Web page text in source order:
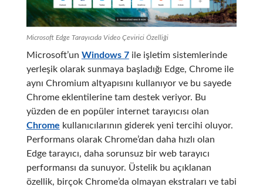
Microsoft Edge Tarayıcıda Video Çevirici Özelliği
Microsoft’un Windows 7ile işletim sistemlerinde
yerleşik olarak sunmaya başladığı Edge, Chrome ile
aynı Chromium altyapısını kullanıyor ve bu sayede
Chrome eklentilerine tam destek veriyor. Bu
yüzden de en popüler internet tarayıcısı olan
Chrome kullanıcılarının giderek yeni tercihi oluyor.
Performans olarak Chrome’dan daha hızlı olan
Edge tarayıcı, daha sorunsuz bir web tarayıcı
performansı da sunuyor. Üstelik bu açıklanan
özellik, birçok Chrome’da olmayan ekstraları ve tabi